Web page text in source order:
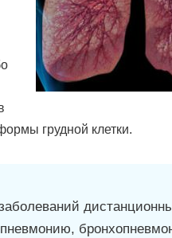
грудной клетки.